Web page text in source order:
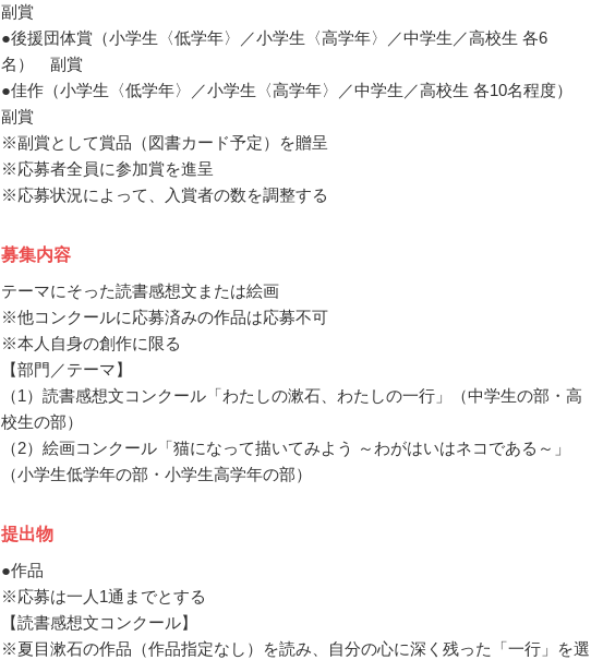
副賞
●後援団体賞（小学生〈低学年〉／小学生〈高学年〉／中学生／高校生 各6
名） 副賞
●佳作（小学生〈低学年〉／小学生〈高学年〉／中学生／高校生 各10名程度）
副賞
※副賞として賞品（図書カード予定）を贈呈
※応募者全員に参加賞を進呈
※応募状況によって、入賞者の数を調整する
募集内容
テーマにそった読書感想文または絵画
※他コンクールに応募済みの作品は応募不可
※本人自身の創作に限る
【部門／テーマ】
（1）読書感想文コンクール「わたしの漱石、わたしの一行」（中学生の部・高
校生の部）
（2）絵画コンクール「猫になって描いてみよう ～わがはいはネコである～」
（小学生低学年の部・小学生高学年の部）
提出物
●作品
※応募は一人1通までとする
【読書感想文コンクール】
※夏目漱石の作品（作品指定なし）を読み、自分の心に深く残った「一行」を選